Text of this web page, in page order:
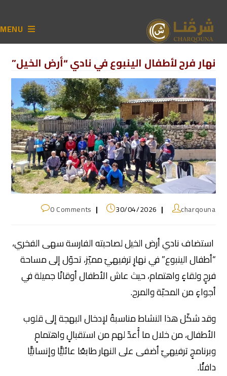
MENU
نهار فرح لأطفال الينبوع في نادي “أرض الخيل”
charqouna
30/04/2026
0 Comments
استضاف نادي أرض الخيل لصاحبته الفارسة سهى الفخري،
“أطفال الينبوع” في نهارٍ ترفيهيّ مميّز، تحوّل إلى مساحة
فرحٍ ولقاءٍ واهتمام، حيث عاش الأطفال أوقاتًا جميلة في
أجواءٍ من المحبّة والمرح.
وقد شكّل هذا النشاط مناسبةً لإدخال البهجة إلى قلوب
الأطفال، من خلال ما أُعدّ لهم من استقبالٍ واهتمامٍ
وبرنامجٍ ترفيهيّ أضفى على النهار طابعًا عائليًّا وإنسانيًّا
دافئًا.